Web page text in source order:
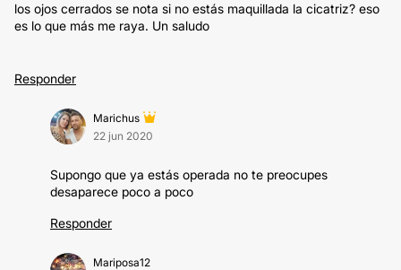
los ojos cerrados se nota si no estás maquillada la cicatriz? eso
es lo que más me raya. Un saludo
Responder
Marichus
22 jun 2020
Supongo que ya estás operada no te preocupes
desaparece poco a poco
Responder
Mariposa12